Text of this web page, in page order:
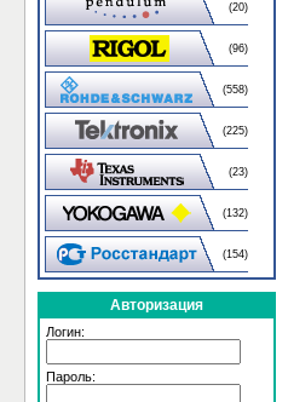
(20)
(96)
(558)
(225)
(23)
(132)
(154)
Авторизация
Логин:
Пароль: